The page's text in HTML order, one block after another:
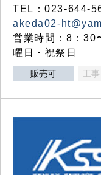
TEL：023-644-
akeda02-
営業時間：8：30
曜日・祝祭日
販売可 工